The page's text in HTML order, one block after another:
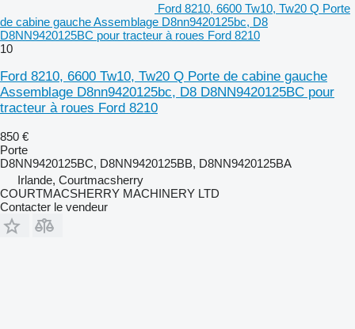
Ford 8210, 6600 Tw10, Tw20 Q Porte
de cabine gauche Assemblage D8nn9420125bc, D8
D8NN9420125BC pour tracteur à roues Ford 8210
10
Ford 8210, 6600 Tw10, Tw20 Q Porte de cabine gauche
Assemblage D8nn9420125bc, D8 D8NN9420125BC pour
tracteur à roues Ford 8210
850 €
Porte
D8NN9420125BC, D8NN9420125BB, D8NN9420125BA
Irlande, Courtmacsherry
COURTMACSHERRY MACHINERY LTD
Contacter le vendeur